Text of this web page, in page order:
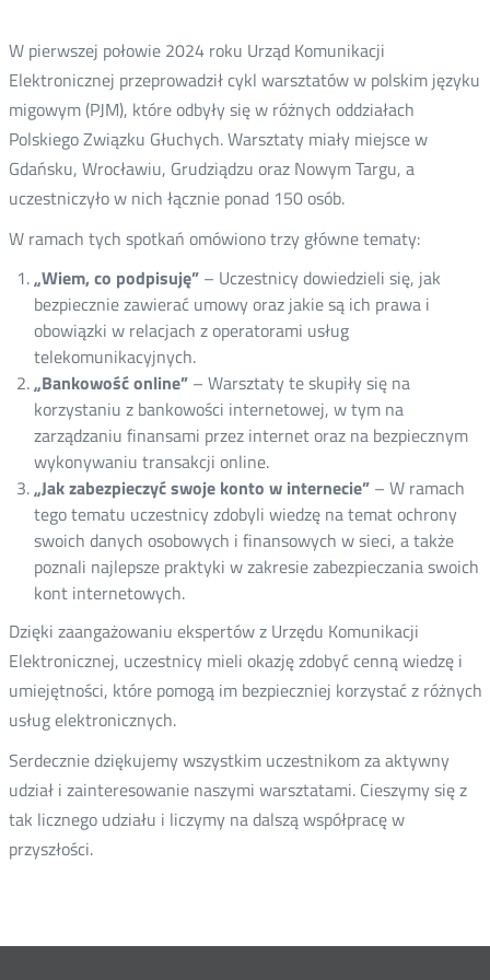
W pierwszej połowie 2024 roku Urząd Komunikacji
Elektronicznej przeprowadził cykl warsztatów w polskim języku
migowym (PJM), które odbyły się w różnych oddziałach
Polskiego Związku Głuchych. Warsztaty miały miejsce w
Gdańsku, Wrocławiu, Grudziądzu oraz Nowym Targu, a
uczestniczyło w nich łącznie ponad 150 osób.
W ramach tych spotkań omówiono trzy główne tematy:
„Wiem, co podpisuję”– Uczestnicy dowiedzieli się, jak
bezpiecznie zawierać umowy oraz jakie są ich prawa i
obowiązki w relacjach z operatorami usług
telekomunikacyjnych.
„Bankowość online”– Warsztaty te skupiły się na
korzystaniu z bankowości internetowej, w tym na
zarządzaniu finansami przez internet oraz na bezpiecznym
wykonywaniu transakcji online.
„Jak zabezpieczyć swoje konto w internecie”– W ramach
tego tematu uczestnicy zdobyli wiedzę na temat ochrony
swoich danych osobowych i finansowych w sieci, a także
poznali najlepsze praktyki w zakresie zabezpieczania swoich
kont internetowych.
Dzięki zaangażowaniu ekspertów z Urzędu Komunikacji
Elektronicznej, uczestnicy mieli okazję zdobyć cenną wiedzę i
umiejętności, które pomogą im bezpieczniej korzystać z różnych
usług elektronicznych.
Serdecznie dziękujemy wszystkim uczestnikom za aktywny
udział i zainteresowanie naszymi warsztatami. Cieszymy się z
tak licznego udziału i liczymy na dalszą współpracę w
przyszłości.